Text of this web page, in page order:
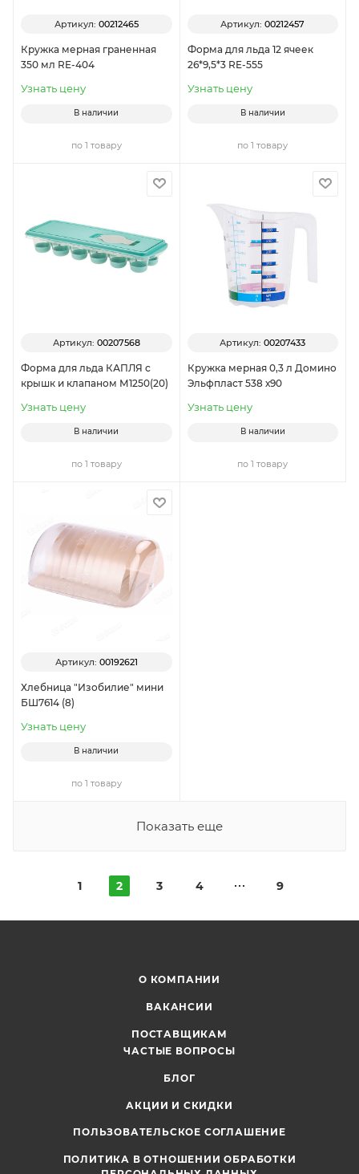
Артикул: 00212465
Кружка мерная граненная
350 мл RE-404
Узнать цену
В наличии
по 1 товару
Артикул:00212457
Форма для льда 12 ячеек
26*9,5*3 RE-555
Узнать цену
В наличии
по 1 товару
Артикул: 00207568
Форма для льда КАПЛЯ с
крышк и клапаном М1250(20)
Узнать цену
В наличии
по 1 товару
Артикул:00207433
Кружка мерная 0,3 л Домино
Эльфпласт 538 х90
Узнать цену
В наличии
по 1 товару
Артикул: 00192621
Хлебница "Изобилие" мини
БШ7614 (8)
Узнать цену
В наличии
по 1 товару
Показать еще
1 2 3 4 9
О КОМПАНИИ
ВАКАНСИИ
ПОСТАВЩИКАМ
ЧАСТЫЕ ВОПРОСЫ
БЛОГ
АКЦИИ И СКИДКИ
ПОЛЬЗОВАТЕЛЬСКОЕ СОГЛАШЕНИЕ
ПОЛИТИКА В ОТНОШЕНИИ ОБРАБОТКИ